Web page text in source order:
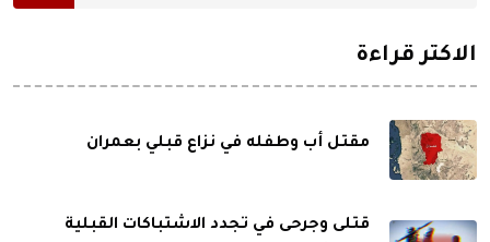
الاكثر قراءة
مقتل أب وطفله في نزاع قبلي بعمران
قتلى وجرحى في تجدد الاشتباكات القبلية